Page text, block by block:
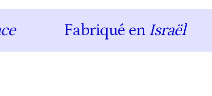
Fabriqué enIsraël